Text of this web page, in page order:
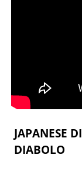
JAPANESE
DIABOLO